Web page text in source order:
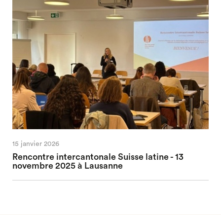
15 janvier 2026
Rencontre intercantonale Suisse latine - 13
novembre 2025 à Lausanne